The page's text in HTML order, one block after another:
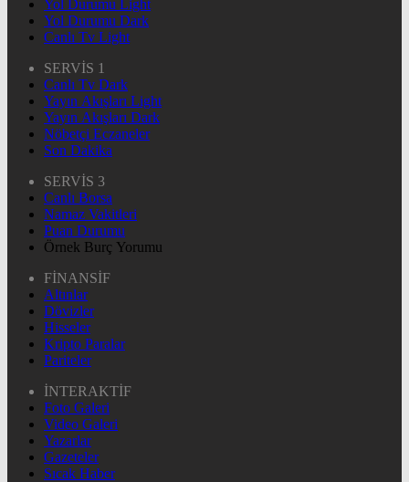
Yol Durumu Light
Yol Durumu Dark
Canlı Tv Light
SERVİS 1
Canlı Tv Dark
Yayın Akışları Light
Yayın Akışları Dark
Nöbetçi Eczaneler
Son Dakika
SERVİS 3
Canlı Borsa
Namaz Vakitleri
Puan Durumu
Örnek Burç Yorumu
FİNANSİF
Altınlar
Dövizler
Hisseler
Kripto Paralar
Pariteler
İNTERAKTİF
Foto Galeri
Video Galeri
Yazarlar
Gazeteler
Sıcak Haber